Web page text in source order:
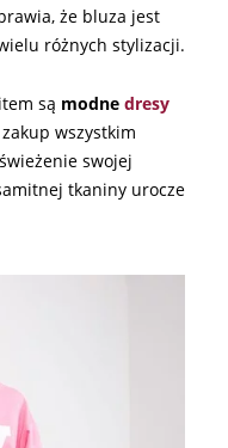
że bluza jest
różnych stylizacji.
są modne dresy
wszystkim
swojej
tkaniny urocze